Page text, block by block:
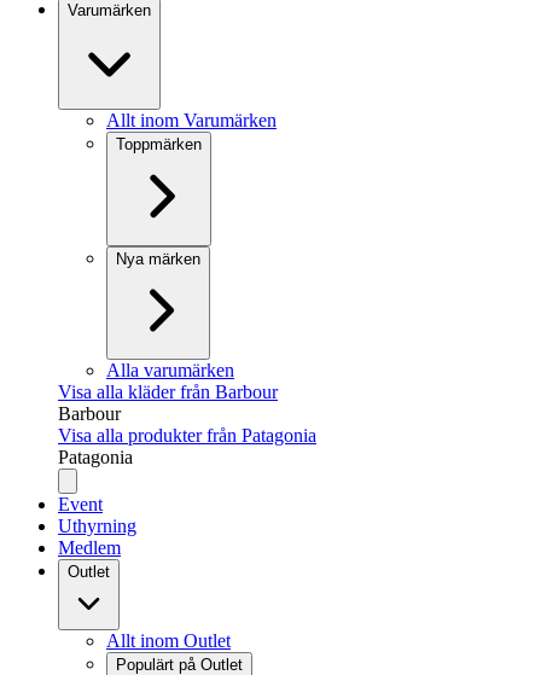
Varumärken
Allt inom Varumärken
Toppmärken
Nya märken
Alla varumärken
Visa alla kläder från Barbour
Barbour
Visa alla produkter från Patagonia
Patagonia
Event
Uthyrning
Medlem
Outlet
Allt inom Outlet
Populärt på Outlet